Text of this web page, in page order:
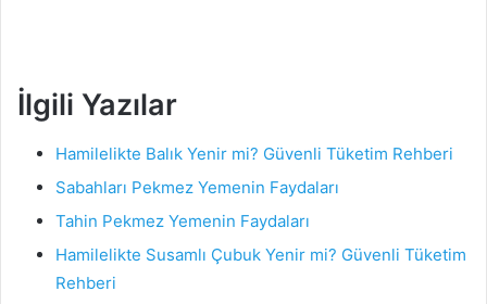
İlgili Yazılar
Hamilelikte Balık Yenir mi? Güvenli Tüketim Rehberi
Sabahları Pekmez Yemenin Faydaları
Tahin Pekmez Yemenin Faydaları
Hamilelikte Susamlı Çubuk Yenir mi? Güvenli Tüketim
Rehberi